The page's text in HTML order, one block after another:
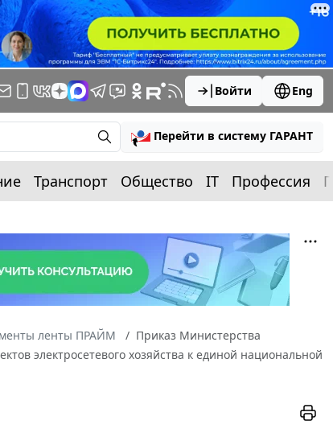
Войти Eng
Перейти в систему ГАРАНТ
Транспорт Общество IT Профессия
ленты ПРАЙМ
Приказ Министерства
электросетевого хозяйства к единой национальной